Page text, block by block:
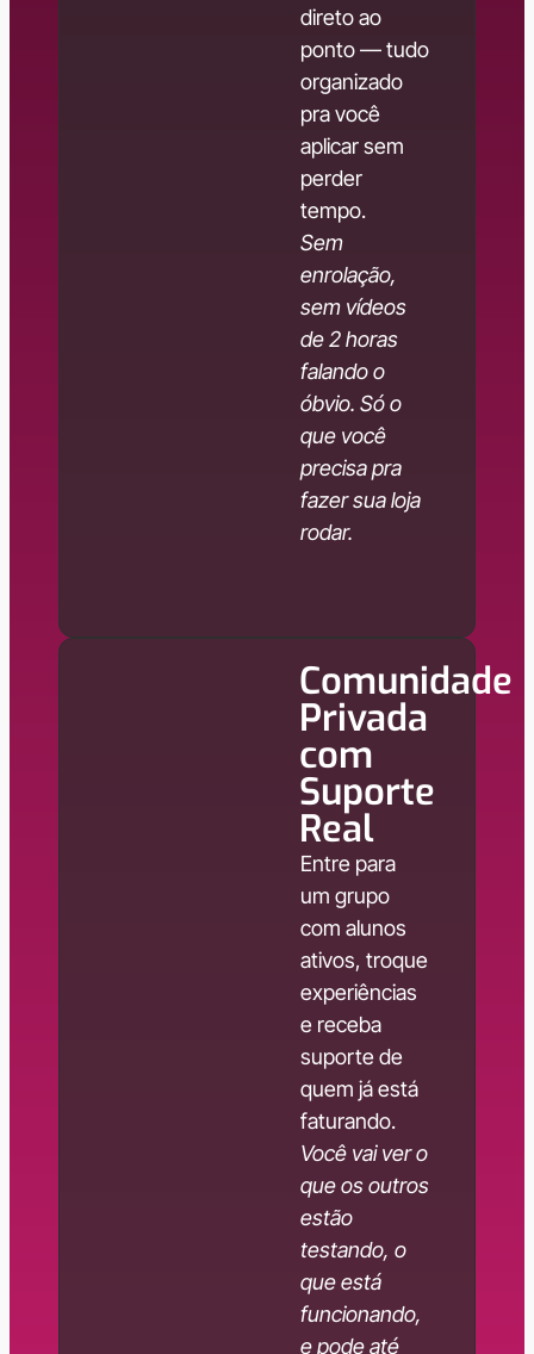
direto ao
ponto — tudo
organizado
pra você
aplicar sem
perder
tempo.
Sem
enrolação,
sem vídeos
de 2 horas
falando o
óbvio. Só o
que você
precisa pra
fazer sua loja
rodar.
Comunidade
Privada
com
Suporte
Real
Entre para
um grupo
com alunos
ativos, troque
experiências
e receba
suporte de
quem já está
faturando.
Você vai ver o
que os outros
estão
testando, o
que está
funcionando,
e pode até